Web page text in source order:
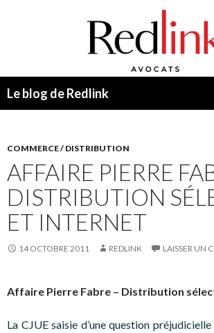
Le blog de Redlink
COMMERCE / DISTRIBUTION
AFFAIRE PIERRE
DISTRIBUTION
ET INTERNET
14 OCTOBRE 2011 REDLINK LAISSER UN
Affaire Pierre Fabre – Distribution
La CJUE saisie d’une question